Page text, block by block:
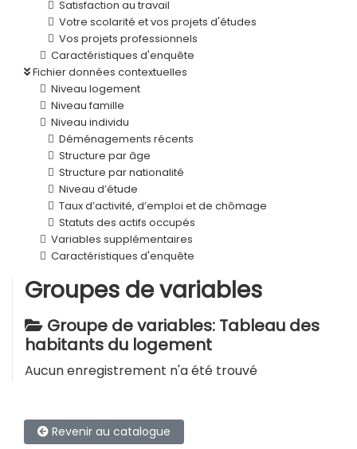
Satisfaction au travail
Votre scolarité et vos projets d'études
Vos projets professionnels
Caractéristiques d'enquête
Fichier données contextuelles
Niveau logement
Niveau famille
Niveau individu
Déménagements récents
Structure par âge
Structure par nationalité
Niveau d’étude
Taux d’activité, d’emploi et de chômage
Statuts des actifs occupés
Variables supplémentaires
Caractéristiques d'enquête
Groupes de variables
Groupe de variables: Tableau des
habitants du logement
Aucun enregistrement n'a été trouvé
Revenir au catalogue